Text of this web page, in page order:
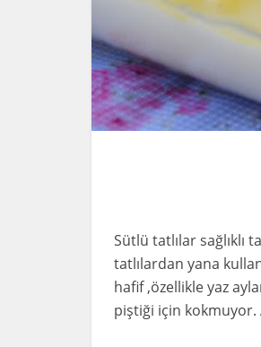
Sütlü tatlılar sağlıklı
tatlılardan yana
hafif ,özellikle yaz
piştiği için kokmuyor.